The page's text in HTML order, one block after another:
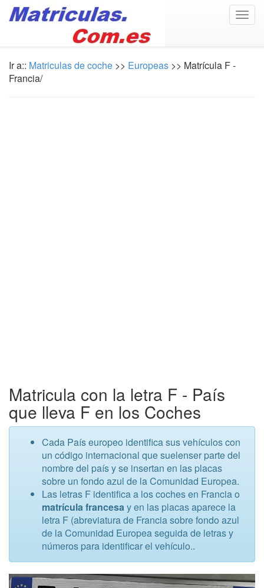
Ir a:: Matriculas de coche >> Europeas >> Matrícula F -
Francia/
Matricula con la letra F - País
que lleva F en los Coches
Cada País europeo identifica sus vehículos con
un código internacional que suelenser parte del
nombre del país y se insertan en las placas
sobre un fondo azul de la Comunidad Europea.
Las letras F identifica a los coches en Francia o
matrícula francesay en las placas aparece la
letra F (abreviatura de Francia sobre fondo azul
de la Comunidad Europea seguida de letras y
números para identificar el vehículo..